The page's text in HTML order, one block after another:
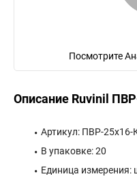
Посмотрите
Описание Ruvinil
Артикул: ПВР-25х16-
В упаковке: 20
Единица измерения: